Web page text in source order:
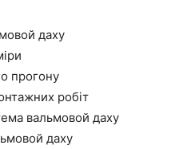
даху
прогону
робіт
вальмовой даху
даху